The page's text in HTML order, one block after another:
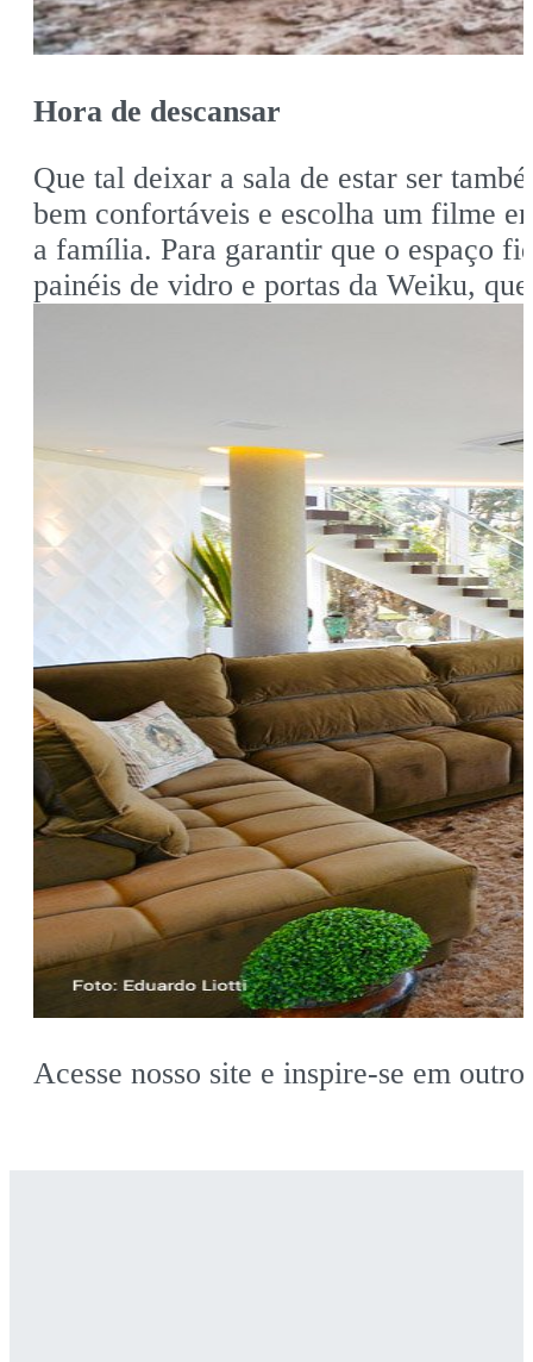
Hora de descansar
Que tal deixar a sala de estar ser
bem confortáveis e escolha um filme
a família. Para garantir que o espaço
painéis de vidro e portas da Weiku,
Acesse nosso site e inspire-se em